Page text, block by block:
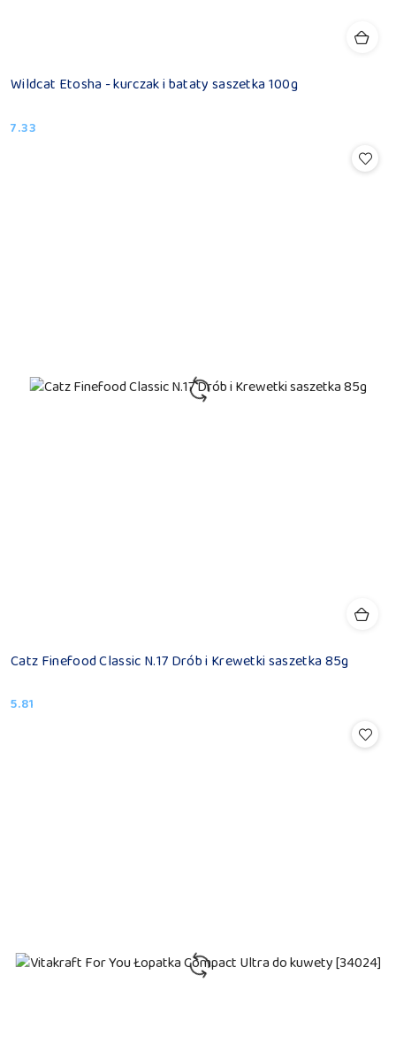
Wildcat Etosha - kurczak i bataty saszetka 100g
Cena:
7.33
Catz Finefood Classic N.17 Drób i Krewetki saszetka 85g
Cena:
5.81